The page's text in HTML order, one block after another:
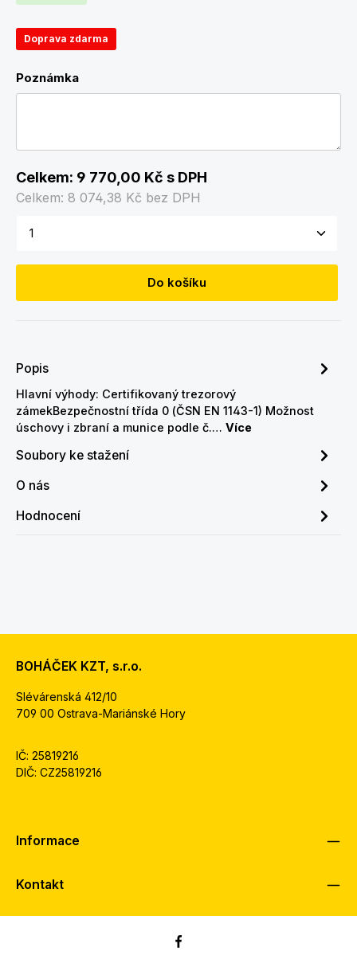
Doprava zdarma
Poznámka
Celkem: 9 770,00 Kč s DPH
Celkem: 8 074,38 Kč bez DPH
Množství produktu: Zadejte požadované
Do košíku
Popis
Hlavní výhody: Certifikovaný trezorový
zámekBezpečnostní třída 0 (ČSN EN 1143-1) Možnost
úschovy i zbraní a munice podle č.… Více
Soubory ke stažení
O nás
Hodnocení
BOHÁČEK KZT, s.r.o.
Slévárenská 412/10
709 00 Ostrava-Mariánské Hory
IČ: 25819216
DIČ: CZ25819216
Informace
Kontakt